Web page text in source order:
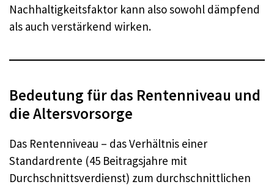
Nachhaltigkeitsfaktor kann also sowohl dämpfend
als auch verstärkend wirken.
Bedeutung für das Rentenniveau und
die Altersvorsorge
Das Rentenniveau – das Verhältnis einer
Standardrente (45 Beitragsjahre mit
Durchschnittsverdienst) zum durchschnittlichen